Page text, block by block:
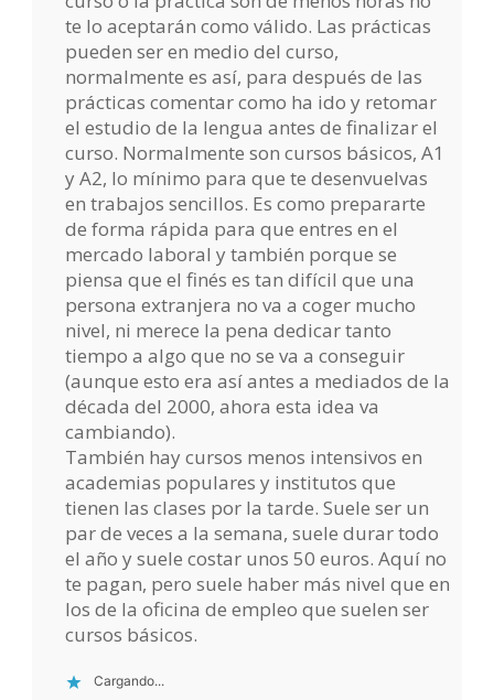
te lo aceptarán como válido. Las prácticas
pueden ser en medio del curso,
normalmente es así, para después de las
prácticas comentar como ha ido y retomar
el estudio de la lengua antes de finalizar el
curso. Normalmente son cursos básicos, A1
y A2, lo mínimo para que te desenvuelvas
en trabajos sencillos. Es como prepararte
de forma rápida para que entres en el
mercado laboral y también porque se
piensa que el finés es tan difícil que una
persona extranjera no va a coger mucho
nivel, ni merece la pena dedicar tanto
tiempo a algo que no se va a conseguir
(aunque esto era así antes a mediados de la
década del 2000, ahora esta idea va
cambiando).
También hay cursos menos intensivos en
academias populares y institutos que
tienen las clases por la tarde. Suele ser un
par de veces a la semana, suele durar todo
el año y suele costar unos 50 euros. Aquí no
te pagan, pero suele haber más nivel que en
los de la oficina de empleo que suelen ser
cursos básicos.
Cargando...